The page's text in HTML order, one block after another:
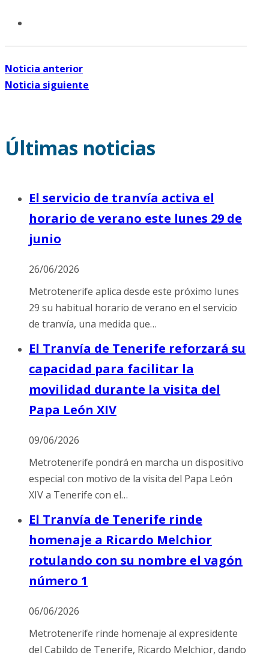
Noticia anterior
Noticia siguiente
Últimas noticias
El servicio de tranvía activa el
horario de verano este lunes 29 de
junio
26/06/2026
Metrotenerife aplica desde este próximo lunes
29 su habitual horario de verano en el servicio
de tranvía, una medida que…
El Tranvía de Tenerife reforzará su
capacidad para facilitar la
movilidad durante la visita del
Papa León XIV
09/06/2026
Metrotenerife pondrá en marcha un dispositivo
especial con motivo de la visita del Papa León
XIV a Tenerife con el…
El Tranvía de Tenerife rinde
homenaje a Ricardo Melchior
rotulando con su nombre el vagón
número 1
06/06/2026
Metrotenerife rinde homenaje al expresidente
del Cabildo de Tenerife, Ricardo Melchior, dando